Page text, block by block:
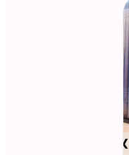
אחוזת שקד